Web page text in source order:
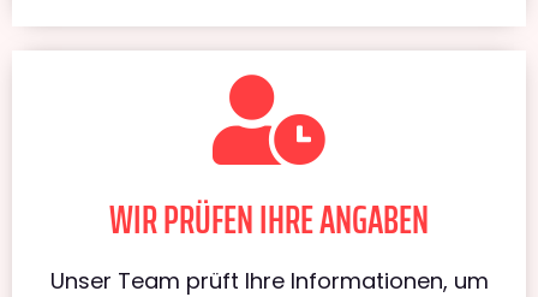
WIR PRÜFEN IHRE ANGABEN
Unser Team prüft Ihre Informationen, um